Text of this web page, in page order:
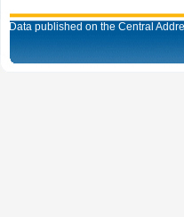
Data published on the Central